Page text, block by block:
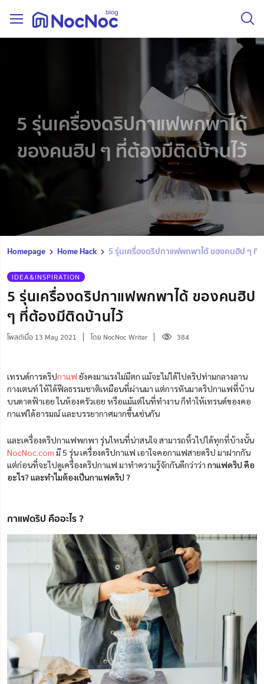
5 รุ่นเครื่องดริปกาแฟพกพาได้
ของคนฮิป ๆ ที่ต้องมีติดบ้านไว้
Homepage Home Hack 5 รุ่นเครื่องดริปกาแฟพกพาได้ ของคนฮิป ๆ ที่
IDEA&INSPIRATION
5 รุ่นเครื่องดริปกาแฟพกพาได้ ของคนฮิป
ๆ ที่ต้องมีติดบ้านไว้
โพสต์เมื่อ 13 May 2021 โดย NocNoc Writer 384
เทรนด์การดริปกาแฟ ยังคงมาแรงไม่มีตก แม้จะไม่ได้ไปดริปท่ามกลางลาน
กางเตนท์ ให้ได้ฟีลธรรมชาติเหมือนที่ผ่านมา แต่การหันมาดริปกาแฟที่บ้าน
บนดาดฟ้าเอย ในห้องครัวเอย หรือแม้แต่ในที่ทำงาน ก็ทำให้เทรนด์ของคอ
กาแฟได้อารมณ์ และบรรยากาศมากขึ้นเช่นกัน
และเครื่องดริปกาแฟพกพา รุ่นไหนที่น่าสนใจ สามารถหิ้วไปได้ทุกที่บ้างนั้น
NocNoc.com มี 5 รุ่น เครื่องดริปกาแฟ เอาใจคอกาแฟสายดริป มาฝากกัน
แต่ก่อนที่จะไปดูเครื่องดริปกาแฟ มาทำความรู้จักกันดีกว่าว่า กาแฟดริป คือ
อะไร? และทำไมต้องเป็นกาแฟดริป ?
กาแฟดริป คืออะไร ?